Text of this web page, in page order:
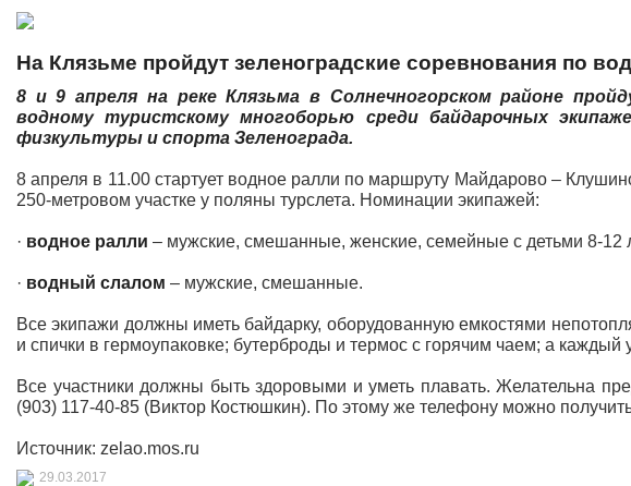
На Клязьме пройдут зеленоградские соревнования по
8 и 9 апреля на реке Клязьма в Солнечногорском районе
водному туристскому многоборью среди байдарочных
физкультуры и спорта Зеленограда.
8 апреля в 11.00 стартует водное ралли по маршруту Майдарово –
250-метровом участке у поляны турслета. Номинации экипажей:
· водное ралли – мужские, смешанные, женские, семейные с детьми 8-12
· водный слалом – мужские, смешанные.
Все экипажи должны иметь байдарку, оборудованную емкостями
и спички в гермоупаковке; бутерброды и термос с горячим чаем; а каждый
Все участники должны быть здоровыми и уметь плавать. Желательна
(903) 117-40-85 (Виктор Костюшкин). По этому же телефону можно
Источник: zelao.mos.ru
29.03.2017